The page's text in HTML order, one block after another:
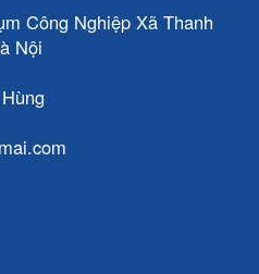
Công Nghiệp Xã Thanh
Nội